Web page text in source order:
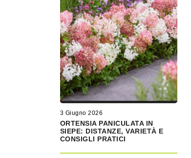
3 Giugno 2026
ORTENSIA PANICULATA IN
SIEPE: DISTANZE, VARIETÀ E
CONSIGLI PRATICI